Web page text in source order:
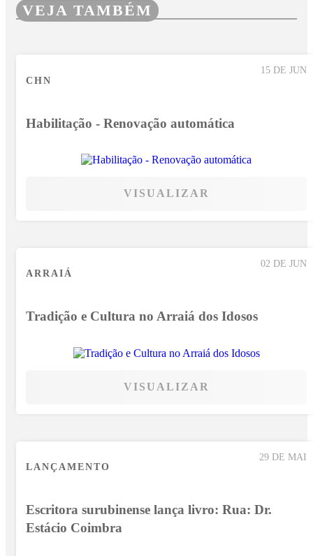
VEJA TAMBÉM
15 DE JUN
CHN
Habilitação - Renovação automática
VISUALIZAR
02 DE JUN
ARRAIÁ
Tradição e Cultura no Arraiá dos Idosos
VISUALIZAR
29 DE MAI
LANÇAMENTO
Escritora surubinense lança livro: Rua: Dr.
Estácio Coimbra